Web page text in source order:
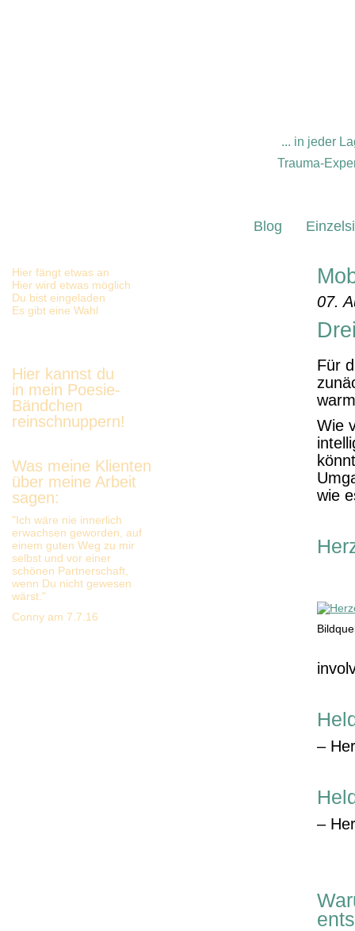
... in jeder
Trauma-
Blog
Hier fängt etwas an
Hier wird etwas möglich
Du bist eingeladen
Es gibt eine Wahl
Hier kannst du
in mein Poesie-
Bändchen
reinschnuppern!
Was meine Klienten
über meine Arbeit
sagen:
"Ich wäre nie innerlich
erwachsen geworden, auf
einem guten Weg zu mir
selbst und vor einer
schönen Partnerschaft,
wenn Du nicht gewesen
wärst."
Conny am 7.7.16
07.
Für
Wie
wie
–
–